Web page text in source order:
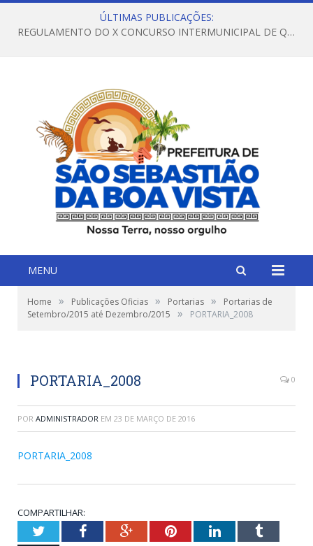
ÚLTIMAS PUBLICAÇÕES:
REGULAMENTO DO X CONCURSO INTERMUNICIPAL DE QUADRILHAS JUNINAS – 2026 – ARRAIÁ DA VENEZA
MENU
Home » Publicações Oficias » Portarias »
Portarias de
Setembro/2015 até Dezembro/2015
» PORTARIA_2008
PORTARIA_2008 0
POR ADMINISTRADOR EM 23 DE MARÇO DE 2016
PORTARIA_2008
COMPARTILHAR:
TwitterFacebookGoogle+PinterestLinkedInTumblr